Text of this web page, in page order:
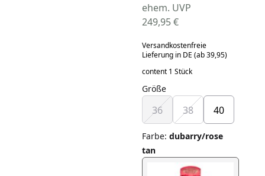
ehem. UVP
249,95 €
Versandkostenfreie
Lieferung in DE (ab 39,95)
content 1 Stück
Größe
36 38 40
Farbe: dubarry/rose
tan